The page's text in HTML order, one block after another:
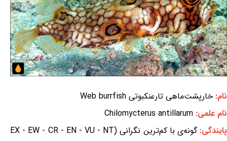
نام: خارپشت‌ماهی تارعنکبوتی Web burrfish
نام علمی: Chilomycterus antillarum
پایندگی:
گونه‌ی با کم‌ترین نگرانی (EX - EW - CR - EN - VU - NT